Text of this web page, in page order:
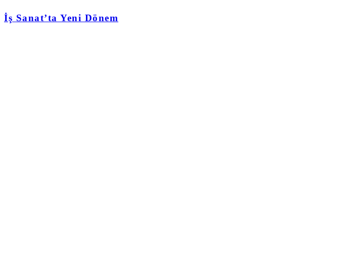
İş Sanat’ta Yeni Dönem